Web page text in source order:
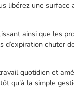
libérez une surface
ainsi que les
d’expiration chuter
quotidien et
qu'à la simple